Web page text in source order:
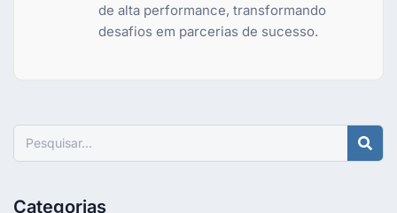
de alta performance, transformando
desafios em parcerias de sucesso.
Pesquisar
Categorias